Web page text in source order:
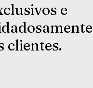
e
clientes.